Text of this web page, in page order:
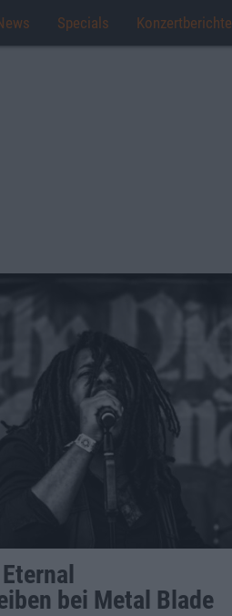
Specials Konzertberichte
bei Metal Blade